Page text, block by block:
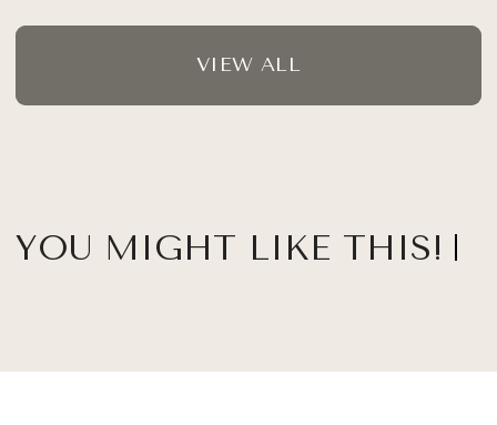
VIEW ALL
YOU MIGHT LIKE THIS!